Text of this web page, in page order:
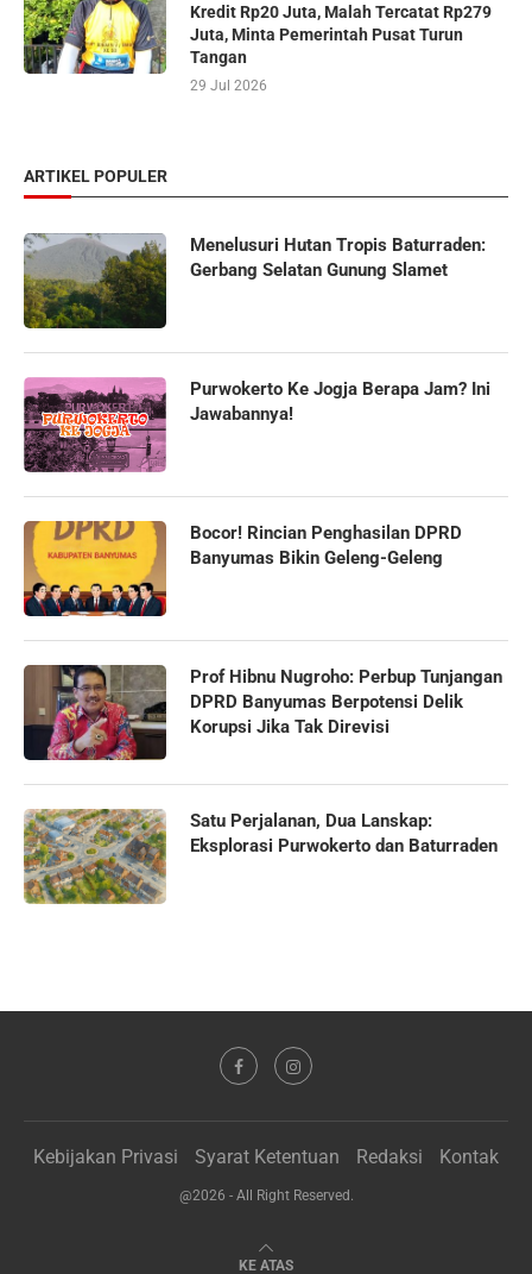
Kredit Rp20 Juta, Malah Tercatat Rp279
Juta, Minta Pemerintah Pusat Turun
Tangan
29 Jul 2026
ARTIKEL POPULER
Menelusuri Hutan Tropis Baturraden:
Gerbang Selatan Gunung Slamet
Purwokerto Ke Jogja Berapa Jam? Ini
Jawabannya!
Bocor! Rincian Penghasilan DPRD
Banyumas Bikin Geleng-Geleng
Prof Hibnu Nugroho: Perbup Tunjangan
DPRD Banyumas Berpotensi Delik
Korupsi Jika Tak Direvisi
Satu Perjalanan, Dua Lanskap:
Eksplorasi Purwokerto dan Baturraden
Kebijakan Privasi Syarat Ketentuan Redaksi Kontak
@2026 - All Right Reserved.
KE ATAS